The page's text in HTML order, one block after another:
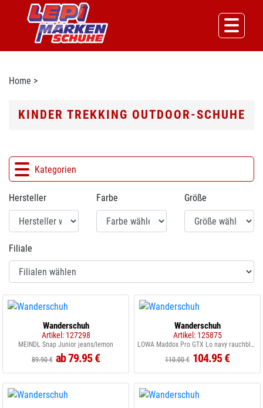
Home >
KINDER TREKKING OUTDOOR-SCHUHE
Kategorien
Hersteller Farbe Größe
Filiale
Wanderschuh
Artikel: 127298
MEINDL Snap Junior jeans/lemon
89.90 € ab 79.95 €
Wanderschuh
Artikel: 125875
LOWA Maddox Pro GTX Lo navy rauchblau
110.00 € 104.95 €